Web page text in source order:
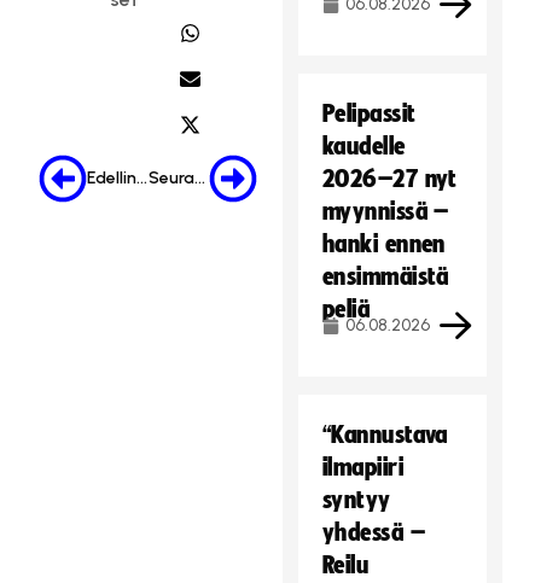
Edellinen Seuraava
06.08.2026
Pelipassit
kaudelle
2026–27 nyt
myynnissä –
hanki ennen
ensimmäistä
peliä
06.08.2026
“Kannustava
ilmapiiri
syntyy
yhdessä –
Reilu